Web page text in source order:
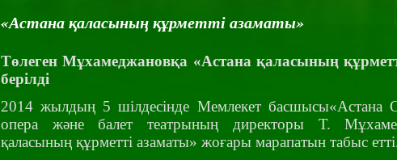
«Астана қаласының құрметті азаматы»
Төлеген Мұхамеджановқа «Астана қаласының
берілді
2014 жылдың 5 шілдесінде Мемлекет басшысы«Астана
опера және балет театрының директоры Т.
қаласының құрметті азаматы» жоғары марапатын